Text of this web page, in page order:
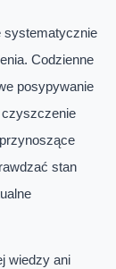
systematycznie
Codzienne
posypywanie
stan
wiedzy ani